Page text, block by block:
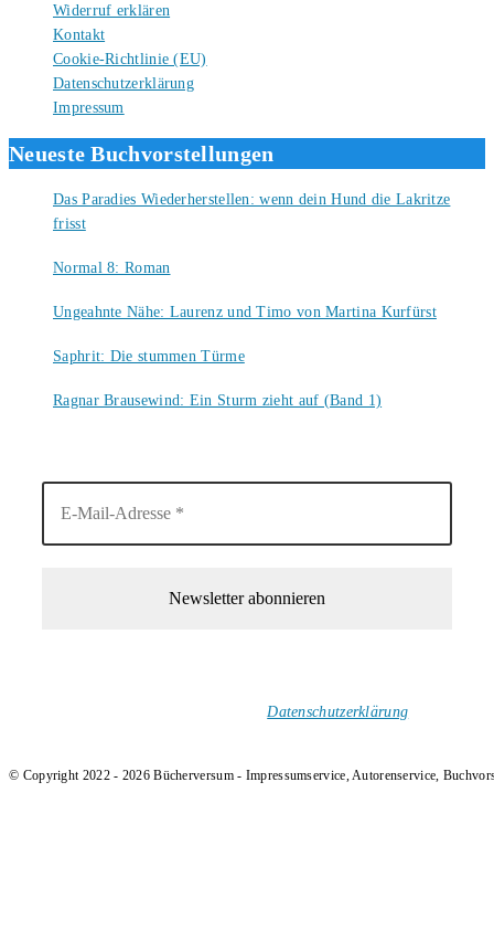
Widerruf erklären
Kontakt
Cookie-Richtlinie (EU)
Datenschutzerklärung
Impressum
Neueste Buchvorstellungen
Das Paradies Wiederherstellen: wenn dein Hund die Lakritze
frisst
Normal 8: Roman
Ungeahnte Nähe: Laurenz und Timo von Martina Kurfürst
Saphrit: Die stummen Türme
Ragnar Brausewind: Ein Sturm zieht auf (Band 1)
Datenschutzerklärung
© Copyright 2022 - 2026 Bücherversum - Impressumservice, Autorenservice,